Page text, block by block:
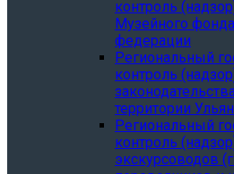
контроль
Музейного
федерации
Региональный
контроль
территории
Региональный
контроль
экскурсоводов